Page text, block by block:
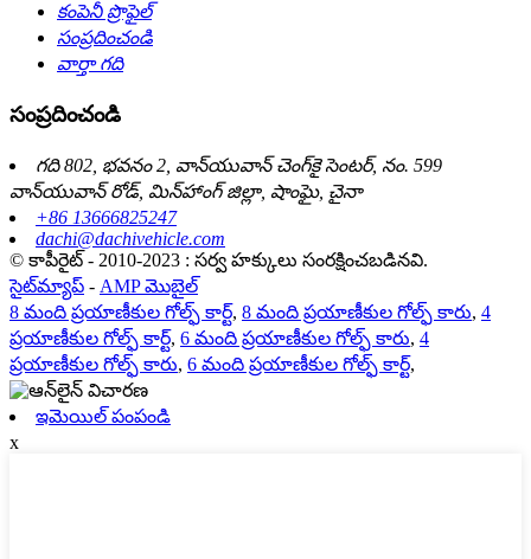
కంపెనీ ప్రొఫైల్
సంప్రదించండి
వార్తా గది
సంప్రదించండి
గది 802, భవనం 2, వాన్‌యువాన్ చెంగ్‌కై సెంటర్, నం. 599
వాన్‌యువాన్ రోడ్, మిన్‌హాంగ్ జిల్లా, షాంఘై, చైనా
+86 13666825247
dachi@dachivehicle.com
© కాపీరైట్ - 2010-2023 : సర్వ హక్కులు సంరక్షించబడినవి.
సైట్‌మ్యాప్ - AMP మొబైల్
8 మంది ప్రయాణీకుల గోల్ఫ్ కార్ట్, 8 మంది ప్రయాణీకుల గోల్ఫ్ కారు, 4
ప్రయాణీకుల గోల్ఫ్ కార్ట్, 6 మంది ప్రయాణీకుల గోల్ఫ్ కారు, 4
ప్రయాణీకుల గోల్ఫ్ కారు, 6 మంది ప్రయాణీకుల గోల్ఫ్ కార్ట్,
ఇమెయిల్ పంపండి
x